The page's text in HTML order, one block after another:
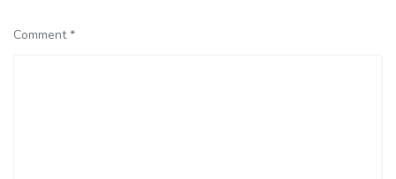
Comment *